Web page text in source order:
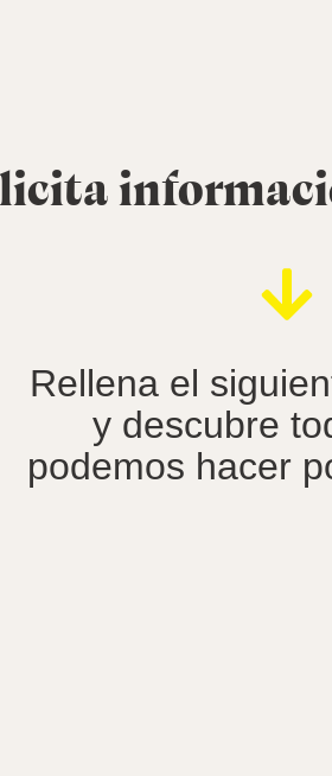
Rellena el
y descubre
podemos hacer